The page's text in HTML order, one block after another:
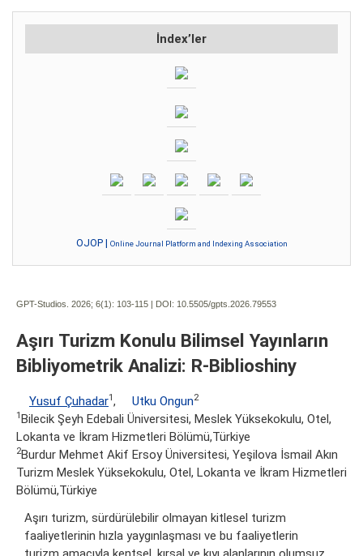
İndex’ler
OJOP | Online Journal Platform and Indexing Association
GPT-Studios. 2026; 6(1): 103-115 | DOI: 10.5505/gpts.2026.79553
Aşırı Turizm Konulu Bilimsel Yayınların
Bibliyometrik Analizi: R-Biblioshiny
Yusuf Çuhadar1 , Utku Ongun2
1 Bilecik Şeyh Edebali Üniversitesi, Meslek Yüksekokulu, Otel,
Lokanta ve İkram Hizmetleri Bölümü,Türkiye
2Burdur Mehmet Akif Ersoy Üniversitesi, Yeşilova İsmail Akın
Turizm Meslek Yüksekokulu, Otel, Lokanta ve İkram Hizmetleri
Bölümü,Türkiye
Aşırı turizm, sürdürülebilir olmayan kitlesel turizm
faaliyetlerinin hızla yaygınlaşması ve bu faaliyetlerin